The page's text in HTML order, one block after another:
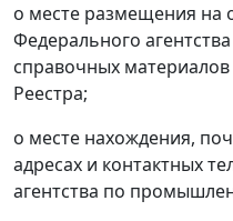
о месте размещения на
Федерального
справочных
Реестра;
о месте нахождения,
адресах и контактных
агентства по